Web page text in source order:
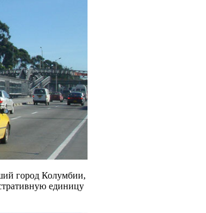
город Колумбии,
единицу